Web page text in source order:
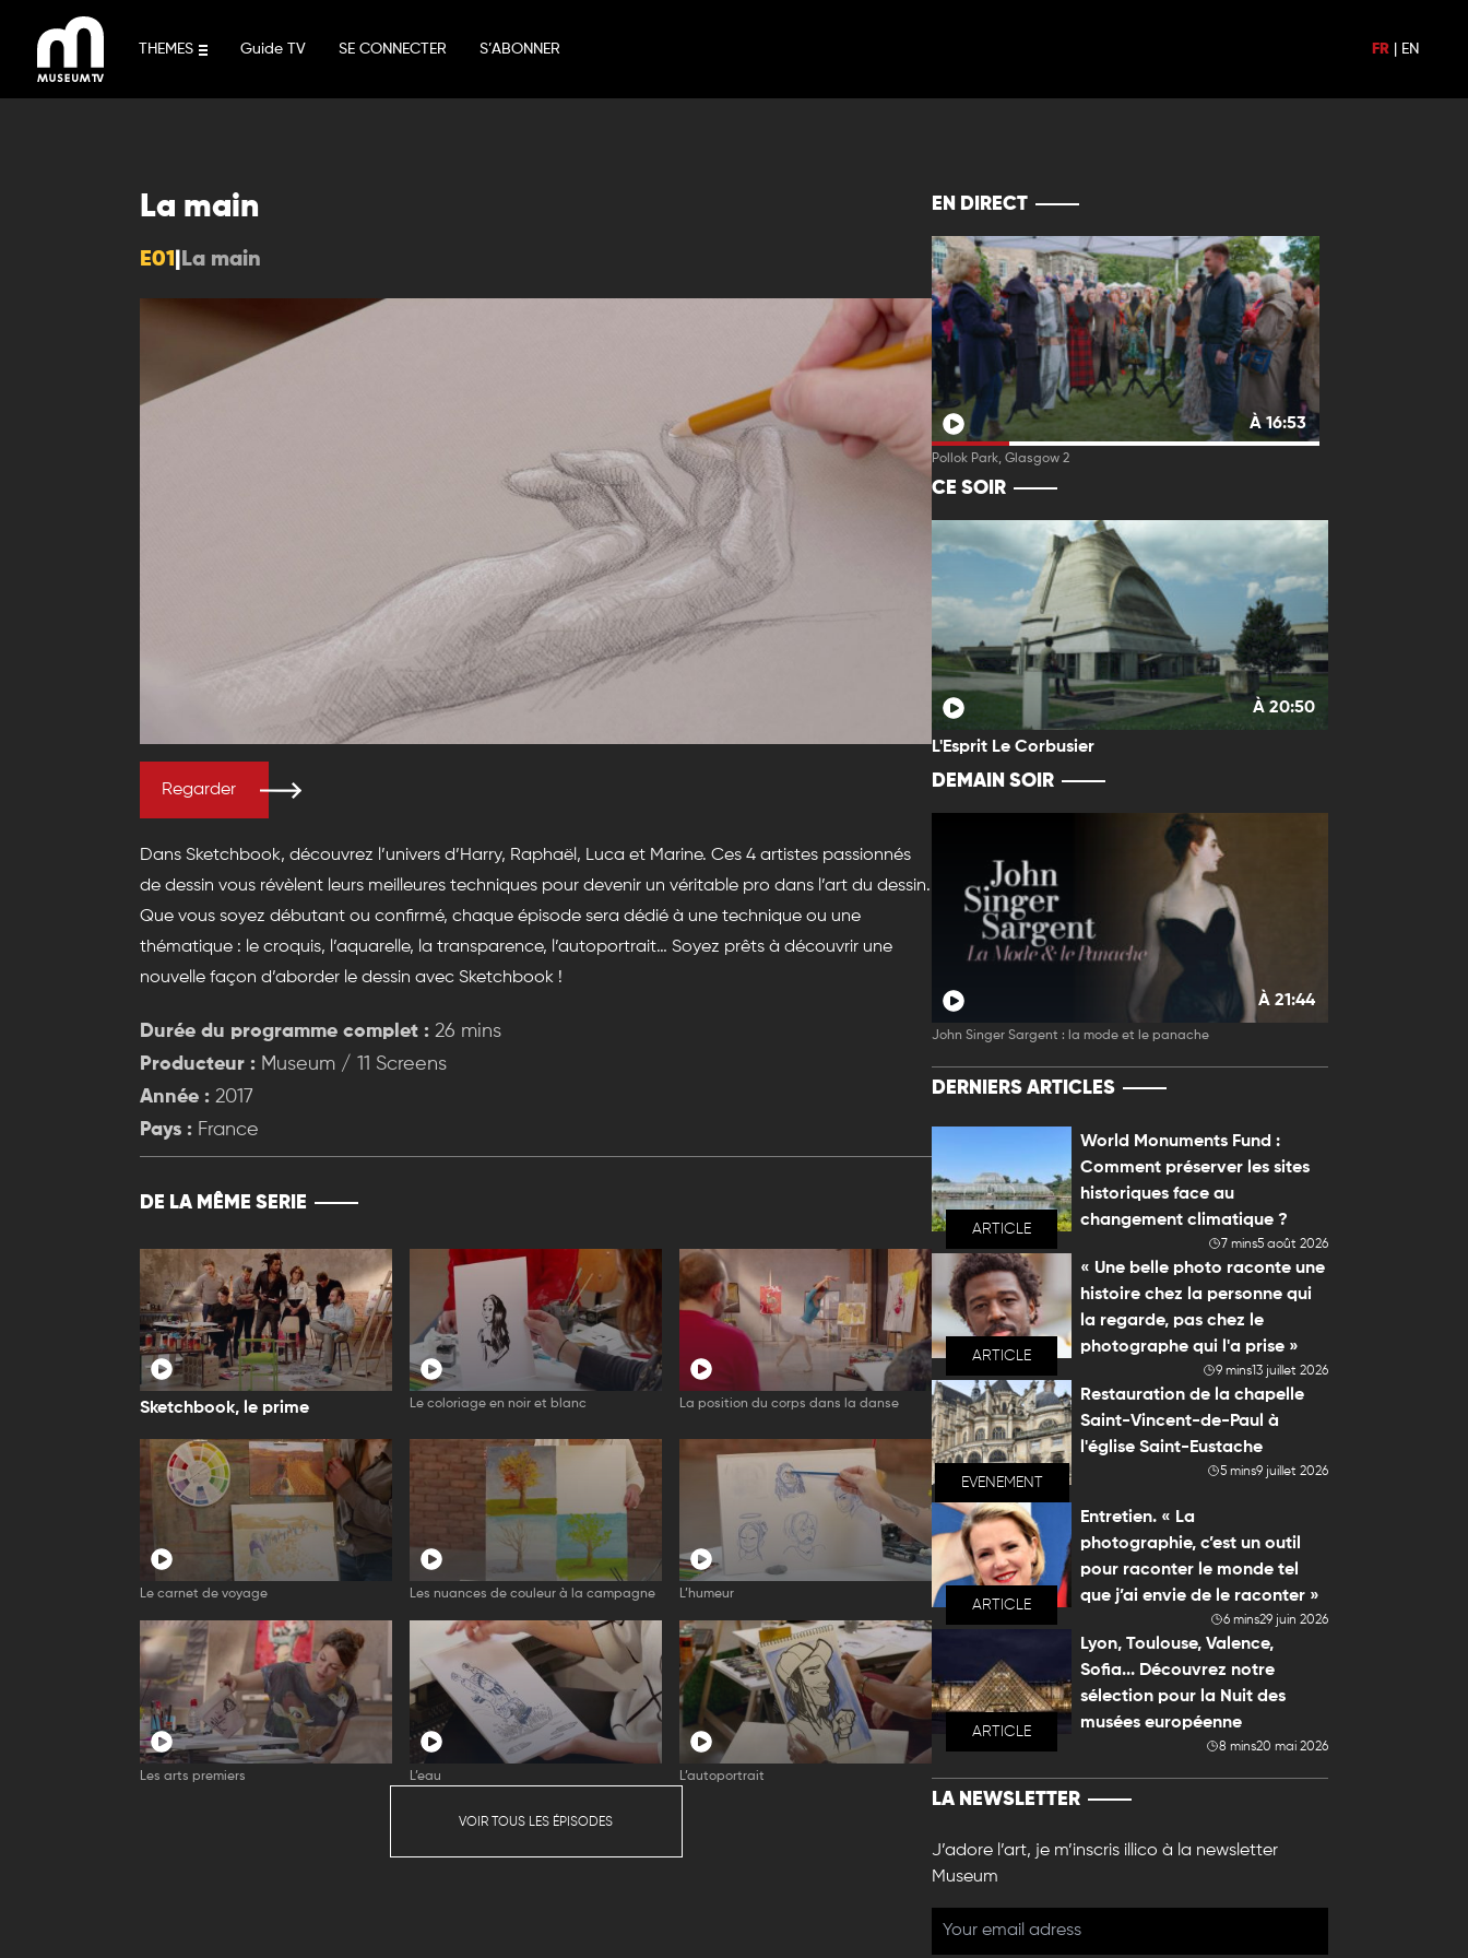
contenu
THEMES Guide TV SE CONNECTER S’ABONNER FR EN
La main
E01 La main
Regarder
Dans Sketchbook, découvrez l’univers d’Harry, Raphaël, Luca et Marine. Ces 4 artistes passionnés
de dessin vous révèlent leurs meilleures techniques pour devenir un véritable pro dans l’art du dessin.
Que vous soyez débutant ou confirmé, chaque épisode sera dédié à une technique ou une
thématique : le croquis, l’aquarelle, la transparence, l’autoportrait… Soyez prêts à découvrir une
nouvelle façon d’aborder le dessin avec Sketchbook !
Durée du programme complet : 26 mins
Producteur : Museum / 11 Screens
Année : 2017
Pays : France
DE LA MÊME SERIE
Sketchbook, le prime Le coloriage en noir et blanc La position du corps dans la danse
Le carnet de voyage Les nuances de couleur à la campagne L’humeur
Les arts premiers L’eau L’autoportrait
VOIR TOUS LES ÉPISODES
EN DIRECT
À 16:53
Pollok Park, Glasgow 2
CE SOIR
À 20:50
L'Esprit Le Corbusier
DEMAIN SOIR
À 21:44
John Singer Sargent : la mode et le panache
DERNIERS ARTICLES
ARTICLE
World Monuments Fund :
Comment préserver les sites
historiques face au
changement climatique ?
7 mins5 août 2026
ARTICLE
« Une belle photo raconte une
histoire chez la personne qui
la regarde, pas chez le
photographe qui l'a prise »
9 mins13 juillet 2026
EVENEMENT
Restauration de la chapelle
Saint-Vincent-de-Paul à
l'église Saint-Eustache
5 mins9 juillet 2026
ARTICLE
Entretien. « La
photographie, c’est un outil
pour raconter le monde tel
que j’ai envie de le raconter »
6 mins29 juin 2026
ARTICLE
Lyon, Toulouse, Valence,
Sofia... Découvrez notre
sélection pour la Nuit des
musées européenne
8 mins20 mai 2026
LA NEWSLETTER
J’adore l’art, je m’inscris illico à la newsletter
Museum